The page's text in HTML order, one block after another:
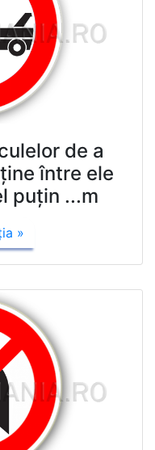
de a
între ele
puţin ...m
»